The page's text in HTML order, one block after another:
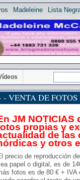
Lista
Madeleine
- VENTA DE
JM
propias y
de las
y otros
precio de reproducción
papel o digital, es de
fotos es de 80 € + IVA